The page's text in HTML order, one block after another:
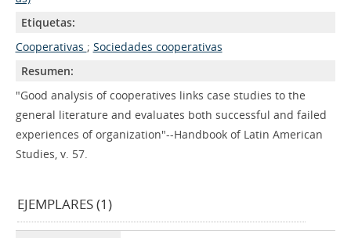
Etiquetas:
Cooperativas ; Sociedades cooperativas
Resumen:
"Good analysis of cooperatives links case studies to the
general literature and evaluates both successful and failed
experiences of organization"--Handbook of Latin American
Studies, v. 57.
EJEMPLARES (1)